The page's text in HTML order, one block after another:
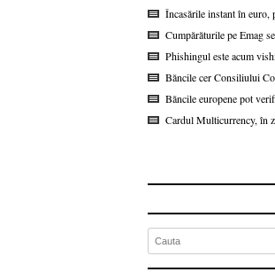
Încasările instant în
Cumpărăturile pe Emag
Phishingul este acum
Băncile cer Consiliului
Băncile europene pot
Cardul Multicurrency, în